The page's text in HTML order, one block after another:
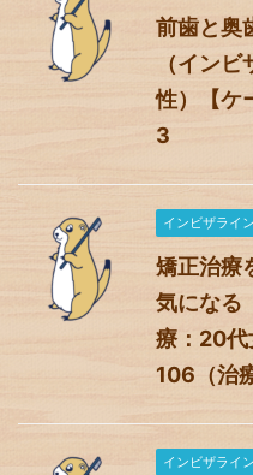
前歯と奥
（イン
性）【ケ
3
インビザライ
矯正治療
気になる
療：20代
106（治
インビザライ